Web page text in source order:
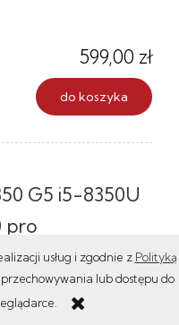
usług i zgodnie z Polityką
lub dostępu do
599,00 zł
do koszyka
G5 i5-8350U
pro